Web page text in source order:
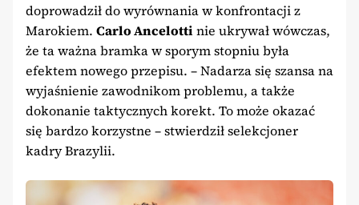
doprowadził do wyrównania w konfrontacji z
Marokiem. Carlo Ancelotti nie ukrywał wówczas,
że ta ważna bramka w sporym stopniu była
efektem nowego przepisu. – Nadarza się szansa na
wyjaśnienie zawodnikom problemu, a także
dokonanie taktycznych korekt. To może okazać
się bardzo korzystne – stwierdził selekcjoner
kadry Brazylii.